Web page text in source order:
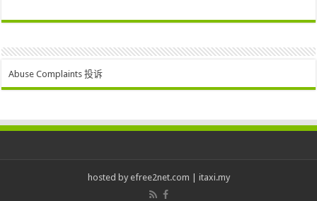
Abuse Complaints 投诉
hosted by efree2net.com itaxi.my